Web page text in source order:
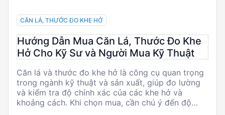
CĂN LÁ, THƯỚC ĐO KHE HỞ
Hướng Dẫn Mua Căn Lá, Thước Đo Khe
Hở Cho Kỹ Sư và Người Mua Kỹ Thuật
Căn lá và thước đo khe hở là công cụ quan trọng
trong ngành kỹ thuật và sản xuất, giúp đo lường
và kiểm tra độ chính xác của các khe hở và
khoảng cách. Khi chọn mua, cần chú ý đến độ